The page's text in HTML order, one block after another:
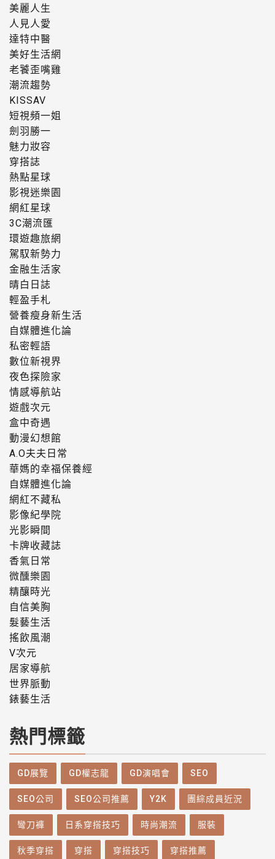
美麗人生
人見人愛
達特中醫
美好生活網
老饕歪嘴雞
潮流趨勢
KISSAV
短視頻一姐
劍羽勝一
魅力妝容
穿搭誌
熱點星球
影視迷樂園
網紅星球
3C潮流匯
環遊趣旅網
駕馭新勢力
金融生活家
晴白日誌
輕盈手札
營養瘦身新生活
自媒體進化論
私密輕語
數位新視界
夜色探險家
情感導航站
遊戲次元
盒中奇遇
動漫幻想館
A.O夫夫日常
華媽的幸福保養經
自媒體進化論
網紅不藏私
影像紀學院
光影瞬間
卡牌收藏誌
香氣日常
微醺樂園
精釀時光
自信美胸
髮藝生活
搖飲風潮
V次元
居家導航
世界脈動
錶藝生活
熱門標籤
GD展覽 GD權志龍 GD演唱會 SEO
SEO公司 SEO公司推薦 Y2K 團綜成員近況
彎刀褲 日系穿搭技巧 時尚潮流 服裝
秋季穿搭 穿搭 穿搭技巧 穿搭推薦